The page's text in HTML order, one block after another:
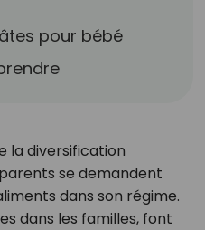
pour bébé
la diversification
se demandent
dans son régime.
dans les familles, font